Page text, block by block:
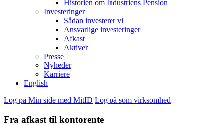
Historien om Industriens Pension
Investeringer
Sådan investerer vi
Ansvarlige investeringer
Afkast
Aktiver
Presse
Nyheder
Karriere
English
Log på Min side med MitID Log på som virksomhed
Fra afkast til kontorente